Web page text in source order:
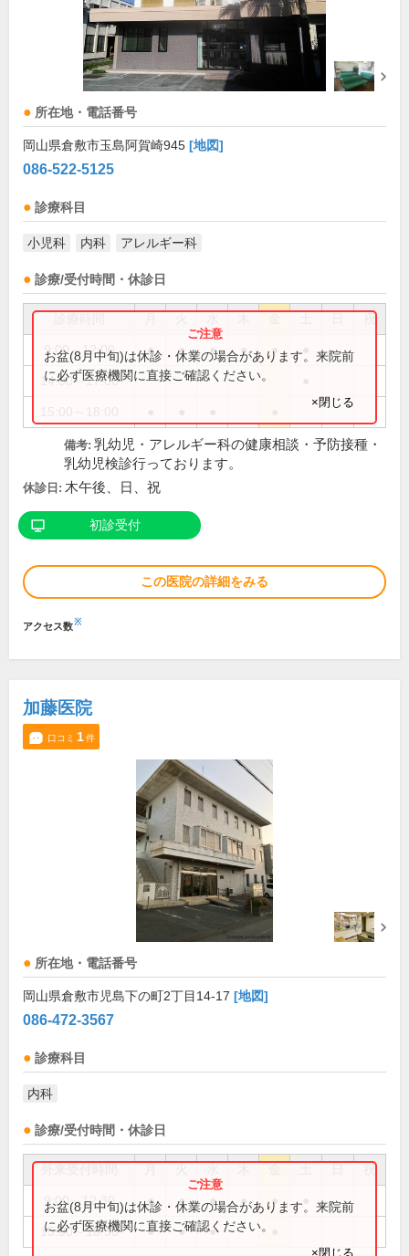
所在地・電話番号
岡山県倉敷市玉島阿賀崎945 [地図]
086-522-5125
診療科目
小児科 内科 アレルギー科
診療/受付時間・休診日
祝
9:00～12:00 ● ● ● ● ●
14:00～17:00
お盆(8月中旬)は休診・休業の場合があります。来院前
に必ず医療機関に直接ご確認ください。
×閉じる
備考: 乳幼児・アレルギー科の健康相談・予防接種・
乳幼児検診行っております。
休診日: 木午後、日、祝
初診受付
この医院の詳細をみる
アクセス数※
加藤医院
口コミ 1件
所在地・電話番号
岡山県倉敷市児島下の町2丁目14-17 [地図]
086-472-3567
診療科目
内科
診療/受付時間・休診日
祝
9:00～12:30 ● ● ● ● ●
15:00～18:30 ● ● ●
お盆(8月中旬)は休診・休業の場合があります。来院前
に必ず医療機関に直接ご確認ください。
×閉じる